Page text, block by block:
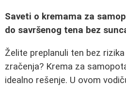
Saveti o kremama za
do savršenog tena bez
Želite preplanuli ten bez
zračenja? Krema za
idealno rešenje. U ovom